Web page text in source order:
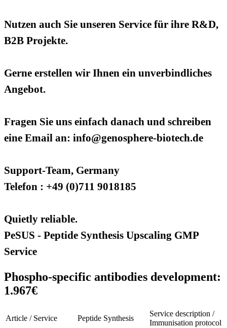
Nutzen auch Sie unseren Service für ihre R&D,
B2B Projekte.
Gerne erstellen wir Ihnen ein unverbindliches
Angebot.
Fragen Sie uns einfach danach und schreiben
eine Email an: info@genosphere-biotech.de
Support-Team, Germany
Telefon : +49 (0)711 9018185
Quietly reliable.
PeSUS - Peptide Synthesis Upscaling GMP
Service
Phospho-specific antibodies development:
1.967€
Article / Service Peptide Synthesis
Service description /
Immunisation protocol